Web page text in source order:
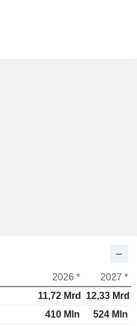
2026 *
2027 *
11,72 Mrd
12,33 Mrd
410 Mln
524 Mln